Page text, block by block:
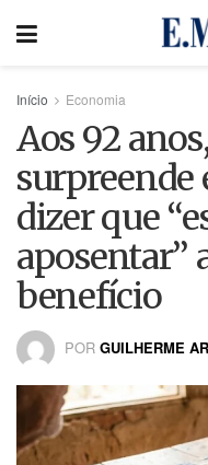
Início Economia
Aos 92
surpreende
dizer que
aposentar”
benefício
POR GUILHERME